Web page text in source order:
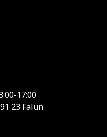
17:00
23 Falun